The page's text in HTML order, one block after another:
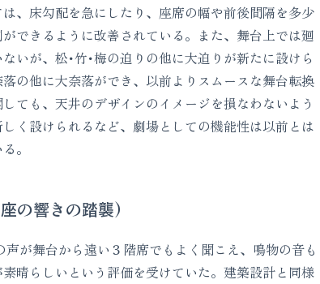
、床勾配を急にしたり、座席の幅や前後間隔を多少
できるように改善されている。また、舞台上では廻
いが、松･竹･梅の迫りの他に大迫りが新たに設けら
の他に大奈落ができ、以前よりスムースな舞台転換
ても、天井のデザインのイメージを損なわないよう
く設けられるなど、劇場としての機能性は以前とは
。
の響きの踏襲)
が舞台から遠い３階席でもよく聞こえ、鳴物の音も
晴らしいという評価を受けていた。建築設計と同様